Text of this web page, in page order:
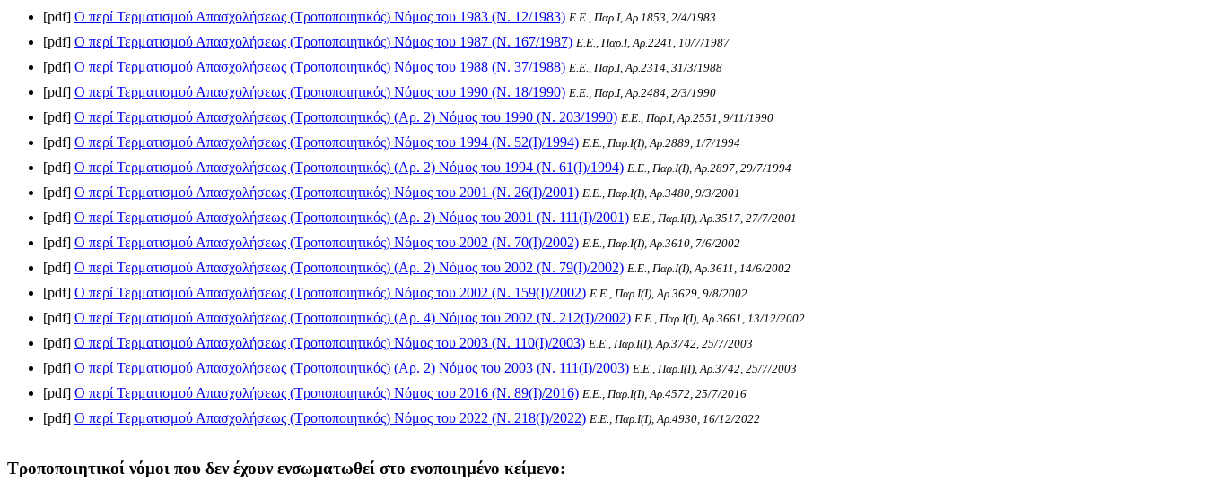
[pdf] Ο περί Τερματισμού Απασχολήσεως (Τροποποιητικός) Νόμος του 1983 (Ν. 12/1983) Ε.Ε., Παρ.Ι, Αρ.1853, 2/4/1983
[pdf] Ο περί Τερματισμού Απασχολήσεως (Τροποποιητικός) Νόμος του 1987 (Ν. 167/1987) Ε.Ε., Παρ.Ι, Αρ.2241, 10/7/1987
[pdf] Ο περί Τερματισμού Απασχολήσεως (Τροποποιητικός) Νόμος του 1988 (Ν. 37/1988) Ε.Ε., Παρ.Ι, Αρ.2314, 31/3/1988
[pdf] Ο περί Τερματισμού Απασχολήσεως (Τροποποιητικός) Νόμος του 1990 (Ν. 18/1990) Ε.Ε., Παρ.Ι, Αρ.2484, 2/3/1990
[pdf] Ο περί Τερματισμού Απασχολήσεως (Τροποποιητικός) (Αρ. 2) Νόμος του 1990 (Ν. 203/1990) Ε.Ε., Παρ.Ι, Αρ.2551, 9/11/1990
[pdf] Ο περί Τερματισμού Απασχολήσεως (Τροποποιητικός) Νόμος του 1994 (Ν. 52(I)/1994) Ε.Ε., Παρ.Ι(I), Αρ.2889, 1/7/1994
[pdf] Ο περί Τερματισμού Απασχολήσεως (Τροποποιητικός) (Αρ. 2) Νόμος του 1994 (Ν. 61(I)/1994) Ε.Ε., Παρ.Ι(I), Αρ.2897, 29/7/1994
[pdf] Ο περί Τερματισμού Απασχολήσεως (Τροποποιητικός) Νόμος του 2001 (Ν. 26(I)/2001) Ε.Ε., Παρ.Ι(I), Αρ.3480, 9/3/2001
[pdf] Ο περί Τερματισμού Απασχολήσεως (Τροποποιητικός) (Αρ. 2) Νόμος του 2001 (Ν. 111(I)/2001) Ε.Ε., Παρ.Ι(I), Αρ.3517, 27/7/2001
[pdf] Ο περί Τερματισμού Απασχολήσεως (Τροποποιητικός) Νόμος του 2002 (Ν. 70(I)/2002) Ε.Ε., Παρ.Ι(I), Αρ.3610, 7/6/2002
[pdf] Ο περί Τερματισμού Απασχολήσεως (Τροποποιητικός) (Αρ. 2) Νόμος του 2002 (Ν. 79(I)/2002) Ε.Ε., Παρ.Ι(I), Αρ.3611, 14/6/2002
[pdf] Ο περί Τερματισμού Απασχολήσεως (Τροποποιητικός) Νόμος του 2002 (Ν. 159(I)/2002) Ε.Ε., Παρ.Ι(I), Αρ.3629, 9/8/2002
[pdf] Ο περί Τερματισμού Απασχολήσεως (Τροποποιητικός) (Αρ. 4) Νόμος του 2002 (Ν. 212(I)/2002) Ε.Ε., Παρ.Ι(I), Αρ.3661, 13/12/2002
[pdf] Ο περί Τερματισμού Απασχολήσεως (Τροποποιητικός) Νόμος του 2003 (Ν. 110(I)/2003) Ε.Ε., Παρ.Ι(I), Αρ.3742, 25/7/2003
[pdf] Ο περί Τερματισμού Απασχολήσεως (Τροποποιητικός) (Αρ. 2) Νόμος του 2003 (Ν. 111(I)/2003) Ε.Ε., Παρ.Ι(I), Αρ.3742, 25/7/2003
[pdf] Ο περί Τερματισμού Απασχολήσεως (Τροποποιητικός) Νόμος του 2016 (Ν. 89(I)/2016) Ε.Ε., Παρ.Ι(I), Αρ.4572, 25/7/2016
[pdf] Ο περί Τερματισμού Απασχολήσεως (Τροποποιητικός) Νόμος του 2022 (Ν. 218(I)/2022) Ε.Ε., Παρ.Ι(I), Αρ.4930, 16/12/2022
Τροποποιητικοί νόμοι που δεν έχουν ενσωματωθεί στο ενοποιημένο κείμενο: